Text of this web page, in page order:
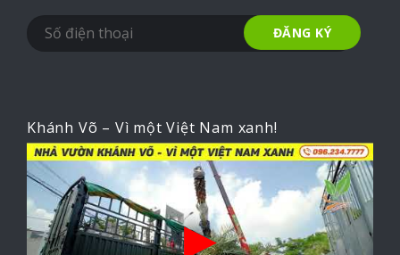
Khánh Võ – Vì một Việt Nam xanh!